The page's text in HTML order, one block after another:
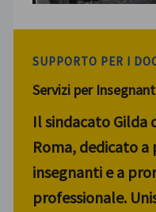
SUPPORTO PER I
Servizi per
Il sindacato Gilda
Roma, dedicato
insegnanti e a
professionale.